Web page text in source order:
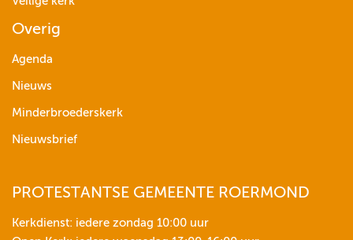
Overig
Agenda
Nieuws
Minderbroederskerk
Nieuwsbrief
PROTESTANTSE GEMEENTE ROERMOND
Kerkdienst: iedere zondag 10:00 uur